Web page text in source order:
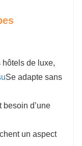
hôtels de luxe,
Se adapte sans
besoin d’une
un aspect